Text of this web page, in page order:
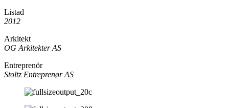
Listad
2012
Arkitekt
OG Arkitekter AS
Entreprenör
Stoltz Entreprenør AS